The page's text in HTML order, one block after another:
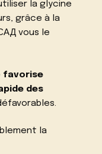
la glycine
grâce à la
vous le
favorise
des
la